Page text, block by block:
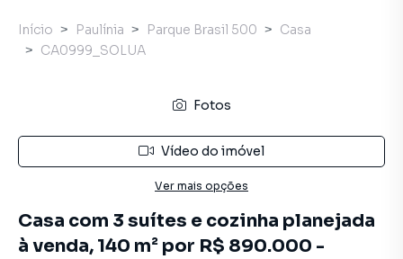
Início Paulínia Parque Brasil 500
Casa
CA0999_SOLUA
Fotos
Vídeo do imóvel
Ver mais opções
Casa com 3 suítes e cozinha planejada
à venda, 140 m² por R$ 890.000 -